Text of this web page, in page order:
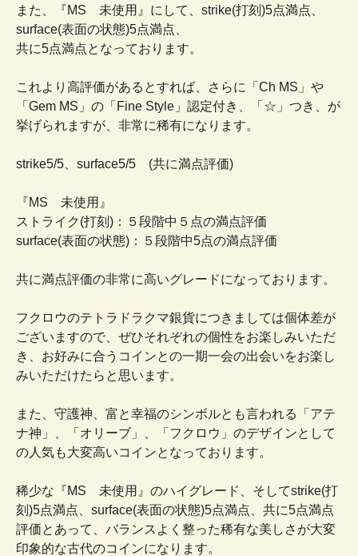
また、『MS 未使用』にして、strike(打刻)5点満点、
surface(表面の状態)5点満点、
共に5点満点となっております。
これより高評価があるとすれば、さらに「Ch MS」や
「Gem MS」の「Fine Style」認定付き、「☆」つき、が
挙げられますが、非常に稀有になります。
strike5/5、surface5/5 (共に満点評価)
『MS 未使用』
ストライク(打刻)：５段階中５点の満点評価
surface(表面の状態)：５段階中5点の満点評価
共に満点評価の非常に高いグレードになっております。
フクロウのテトラドラクマ銀貨につきましては個体差が
ございますので、ぜひそれぞれの個性をお楽しみいただ
き、お好みに合うコインとの一期一会の出会いをお楽し
みいただけたらと思います。
また、守護神、富と幸福のシンボルとも言われる「アテ
ナ神」、「オリーブ」、「フクロウ」のデザインとして
の人気も大変高いコインとなっております。
稀少な『MS 未使用』のハイグレード、そしてstrike(打
刻)5点満点、surface(表面の状態)5点満点、共に5点満点
評価とあって、バランスよく整った稀有な美しさが大変
印象的な古代のコインになります。